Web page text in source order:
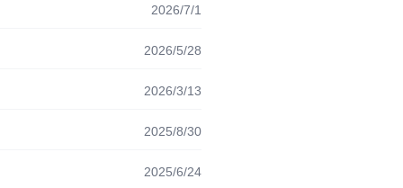
2026/7/1
2026/5/28
2026/3/13
2025/8/30
2025/6/24